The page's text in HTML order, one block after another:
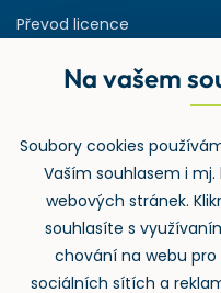
Převod licence
Rejstřík používaných
Zpětný odběr
Na vašem
Soubory cookies
Vaším souhlasem i
webových stránek.
souhlasíte s
chování na webu
sociálních sítích a